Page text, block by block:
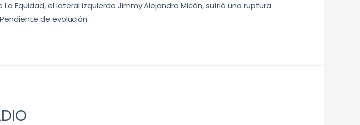
Equidad, el lateral izquierdo Jimmy Alejandro Micán, sufrió una ruptura
de evolución.